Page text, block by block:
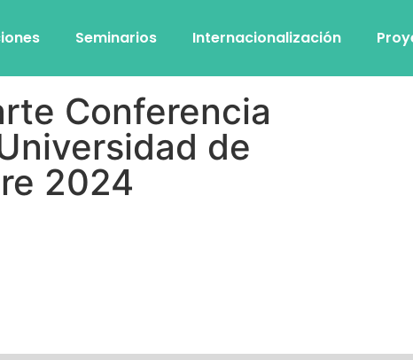
Seminarios Internacionalización
Conferencia
de
2024